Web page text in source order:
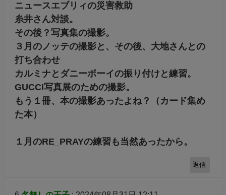
ニュースエブリィの災害救助
糸井さん対談。
その後？写真集の撮影。
３月のノッテの撮影と、その後、大地さんとの
打ち合わせ
カルミナとダニーボーイの振り付けと練習。
GUCCI写真展のための撮影。
もう１冊、本の撮影あったよね？（カード集め
た本）
１月のRE_PRAYの練習も当然あったから。
返信